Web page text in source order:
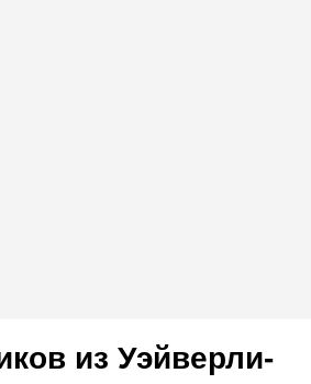
из Уэйверли-